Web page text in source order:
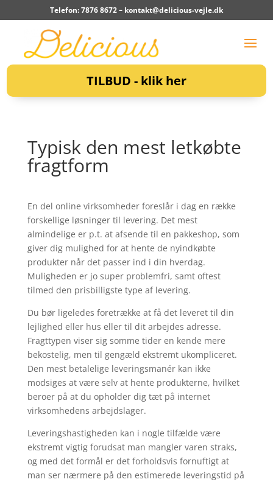
Telefon: 7876 8672 – kontakt@delicious-vejle.dk
TILBUD - klik her
Typisk den mest letkøbte
fragtform
En del online virksomheder foreslår i dag en række
forskellige løsninger til levering. Det mest
almindelige er p.t. at afsende til en pakkeshop, som
giver dig mulighed for at hente de nyindkøbte
produkter når det passer ind i din hverdag.
Muligheden er jo super problemfri, samt oftest
tilmed den prisbilligste type af levering.
Du bør ligeledes foretrække at få det leveret til din
lejlighed eller hus eller til dit arbejdes adresse.
Fragttypen viser sig somme tider en kende mere
bekostelig, men til gengæld ekstremt ukompliceret.
Den mest betalelige leveringsmanér kan ikke
modsiges at være selv at hente produkterne, hvilket
beroer på at du opholder dig tæt på internet
virksomhedens arbejdslager.
Leveringshastigheden kan i nogle tilfælde være
ekstremt vigtig forudsat man mangler varen straks,
og med det formål er det forholdsvis fornuftigt at
man ser nærmere på den estimerede leveringstid på